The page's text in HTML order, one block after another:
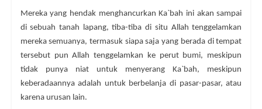
Mereka yang hendak menghancurkan Ka`bah ini akan sampai
di sebuah tanah lapang, tiba-tiba di situ Allah tenggelamkan
mereka semuanya, termasuk siapa saja yang berada di tempat
tersebut pun Allah tenggelamkan ke perut bumi, meskipun
tidak punya niat untuk menyerang Ka`bah, meskipun
keberadaannya adalah untuk berbelanja di pasar-pasar, atau
karena urusan lain.